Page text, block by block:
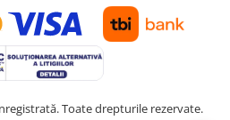
Toate drepturile rezervate.